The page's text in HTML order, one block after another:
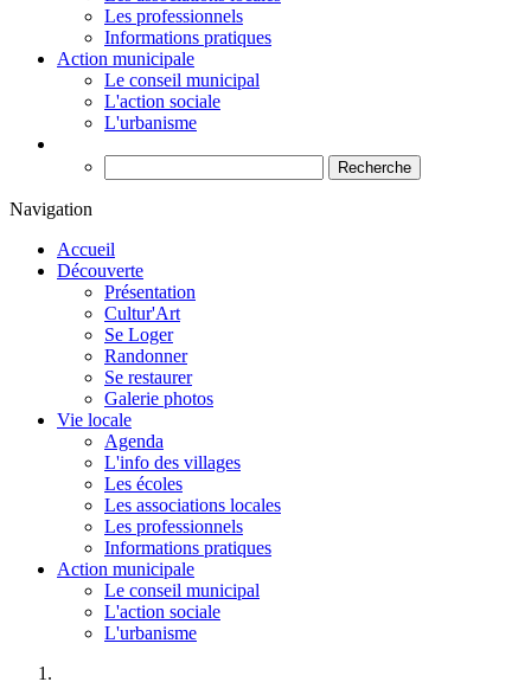
Les professionnels
Informations pratiques
Action municipale
Le conseil municipal
L'action sociale
L'urbanisme
Recherche
Navigation
Accueil
Découverte
Présentation
Cultur'Art
Se Loger
Randonner
Se restaurer
Galerie photos
Vie locale
Agenda
L'info des villages
Les écoles
Les associations locales
Les professionnels
Informations pratiques
Action municipale
Le conseil municipal
L'action sociale
L'urbanisme